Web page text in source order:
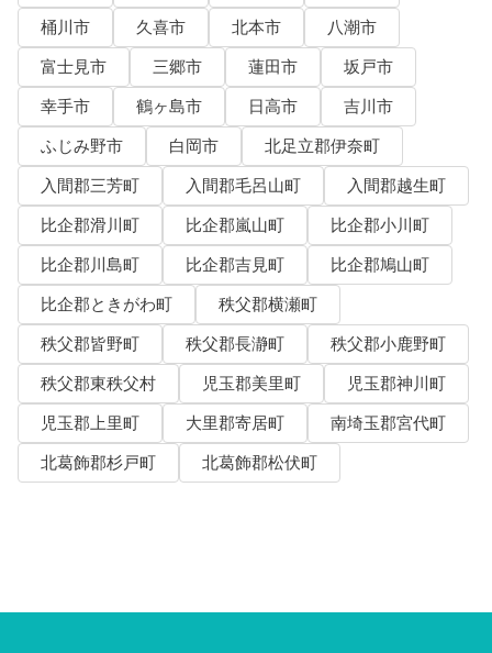
桶川市
久喜市 北本市
八潮市
富士見市
三郷市 蓮田市
坂戸市
幸手市
鶴ヶ島市 日高市
吉川市
ふじみ野市
白岡市
北足立郡伊奈町
入間郡三芳町
入間郡毛呂山町
入間郡越生町
比企郡滑川町
比企郡嵐山町
比企郡小川町
比企郡川島町
比企郡吉見町
比企郡鳩山町
比企郡ときがわ町
秩父郡横瀬町
秩父郡皆野町
秩父郡長瀞町
秩父郡小鹿野町
秩父郡東秩父村
児玉郡美里町
児玉郡神川町
児玉郡上里町
大里郡寄居町
南埼玉郡宮代町
北葛飾郡杉戸町
北葛飾郡松伏町